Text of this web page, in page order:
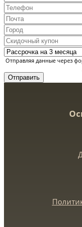
Отправляя данные через
Отправить